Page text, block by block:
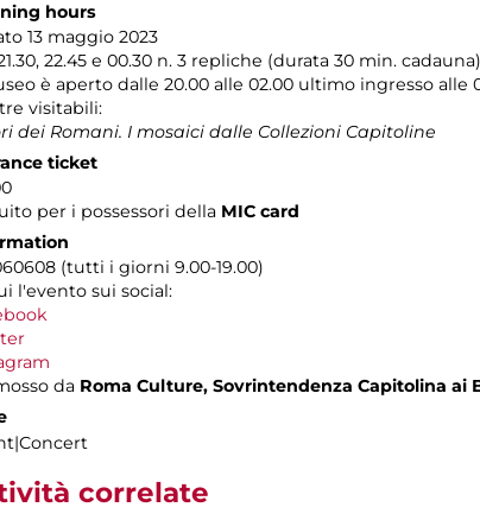
hours
13 maggio 2023
22.45 e 00.30 n. 3 repliche (durata 30 min. cadauna)
è aperto dalle 20.00 alle 02.00 ultimo ingresso alle
visitabili:
dei Romani. I mosaici dalle Collezioni Capitoline
ticket
per i possessori della MIC card
(tutti i giorni 9.00-19.00)
l'evento sui social:
da Roma Culture, Sovrintendenza Capitolina ai
correlate